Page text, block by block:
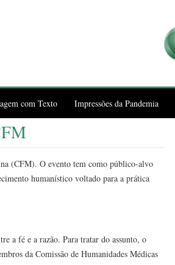
com Texto Impressões da Pandemia
(CFM). O evento tem como público-alvo
humanístico voltado para a prática
a fé e a razão. Para tratar do assunto, o
da Comissão de Humanidades Médicas